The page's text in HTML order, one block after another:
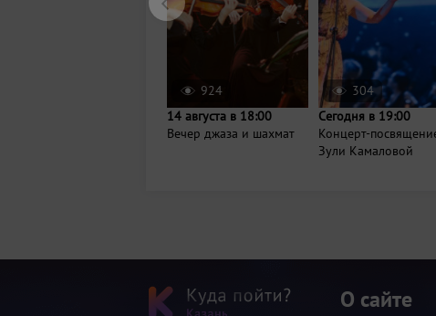
924
14 августа в 18:00
Вечер джаза и шахмат
304
Сегодня в 19:00
Концерт-
Зули Камаловой
О сайте